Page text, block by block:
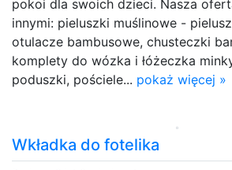
pokoi dla swoich dzieci. Nasza
innymi: pieluszki muślinowe -
otulacze bambusowe, chusteczki
komplety do wózka i łóżeczka
poduszki, pościele... pokaż więcej »
Wkładka do fotelika